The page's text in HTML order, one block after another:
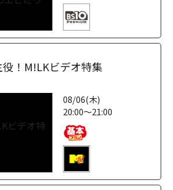
！M!LKビデオ特集
08/06(木)
20:00～21:00